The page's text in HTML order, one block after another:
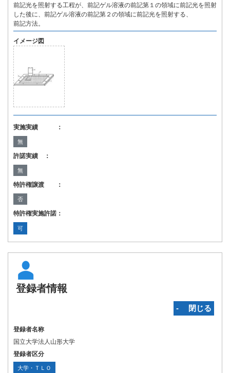
前記光を照射する工程が、前記ゲル溶液の前記第１の領域に前記光を照射
した後に、前記ゲル溶液の前記第２の領域に前記光を照射する、
前記方法。
イメージ図
実施実績 ：
無
許諾実績 ：
無
特許権譲渡 ：
否
特許権実施許諾：
可
登録者情報
‐ 閉じる
登録者名称
国立大学法人山形大学
登録者区分
大学・ＴＬＯ